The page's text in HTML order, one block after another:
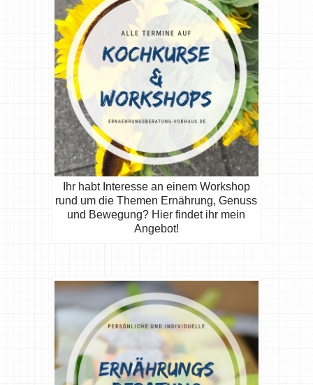
Ihr habt Interesse an einem Workshop
rund um die Themen Ernährung, Genuss
und Bewegung? Hier findet ihr mein
Angebot!